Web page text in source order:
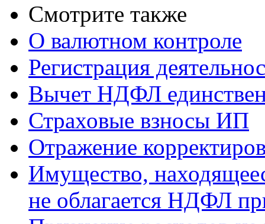
Смотрите также
О валютном контроле
Регистрация
Вычет НДФЛ
Страховые взносы ИП
Отражение
Имущество,
не облагается НДФЛ